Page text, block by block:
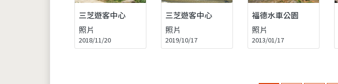
三芝遊客中心
照片
2018/11/20
三芝遊客中心
照片
2019/10/17
福德水車公園
照片
2013/01/17